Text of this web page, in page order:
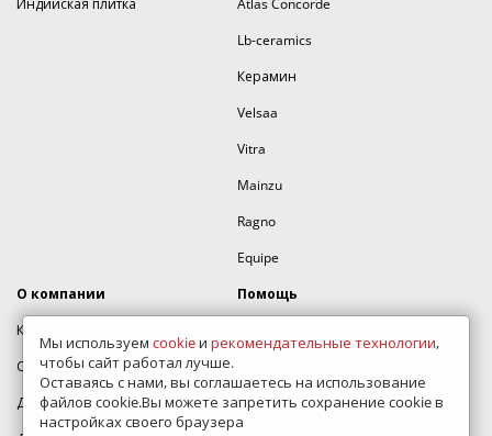
Lb-ceramics
Керамин
Velsaa
Vitra
Mainzu
Ragno
Equipe
О компании
Контакты
Сертификаты
Доставка и оплата
Помощь
Как оформить заказ
Мы используем cookieи рекомендательные технологии,
чтобы сайт работал лучше.
Оставаясь с нами, вы соглашаетесь на использование
файлов cookie.Вы можете запретить сохранение cookie в
настройках своего браузера